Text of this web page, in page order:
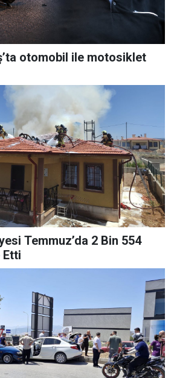
otomobil ile motosiklet
Temmuz’da 2 Bin 554
Etti